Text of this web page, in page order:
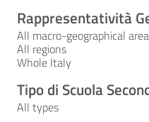
Rappresentatività
All macro-geographical
All regions
Whole Italy
Tipo di Scuola
All types